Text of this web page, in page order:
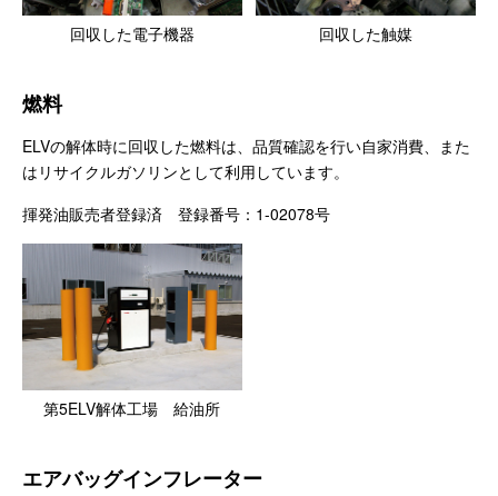
回収した電子機器 回収した触媒
燃料
ELVの解体時に回収した燃料は、品質確認を行い自家消費、また
はリサイクルガソリンとして利用しています。
揮発油販売者登録済 登録番号：1-02078号
第5ELV解体工場 給油所
エアバッグインフレーター